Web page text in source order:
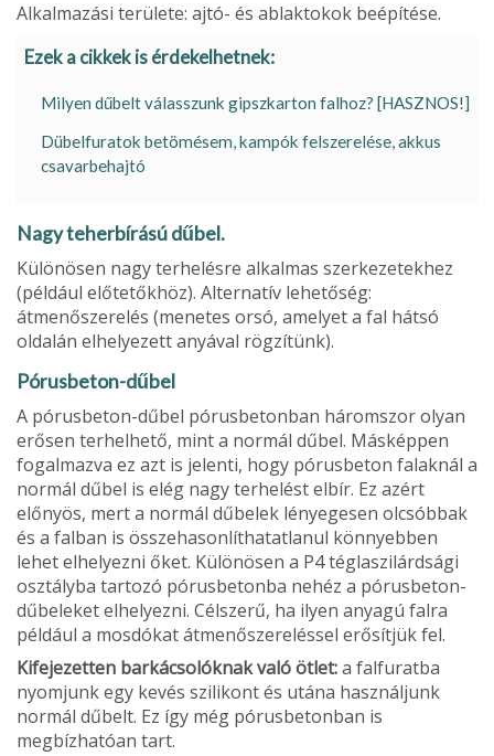
Alkalmazási terü­lete: ajtó- és ablaktokok beépítése.
Ezek a cikkek is érdekelhetnek:
Milyen dűbelt válasszunk gipszkarton falhoz? [HASZNOS!]
Dübelfuratok betömésem, kampók felszerelése, akkus
csavarbehajtó
Nagy teherbírású dűbel.
Különösen nagy terhelésre alkalmas szerkezetek­hez
(például előtetőkhöz). Alternatív lehetőség:
átmenőszerelés (menetes orsó, amelyet a fal hátsó
oldalán elhe­lyezett anyával rögzítünk).
Pórusbeton-dűbel
A pórusbeton-dűbel pórusbetonban háromszor olyan
erősen terhelhető, mint a normál dűbel. Másképpen
fogalmazva ez azt is jelenti, hogy pórus­beton falaknál a
normál dűbel is elég nagy terhelést elbír. Ez azért
előnyös, mert a normál dűbelek lényegesen ol­csóbbak
és a falban is összehason­líthatatlanul könnyebben
lehet elhe­lyezni őket. Különösen a P4 téglaszilárdsági
osztályba tartozó pórusbetonba nehéz a pórusbeton-
dűbeleket elhelyezni. Célszerű, ha ilyen anyagú falra
például a mosdókat átmenőszereléssel erősítjük fel.
Kifejezetten barkácsolóknak való ötlet:a falfuratba
nyomjunk egy kevés szilikont és utána használjunk
normál dűbelt. Ez így még pórusbetonban is
megbízhatóan tart.